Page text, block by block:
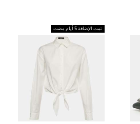
تمت الإضافة 5 أيام مضت